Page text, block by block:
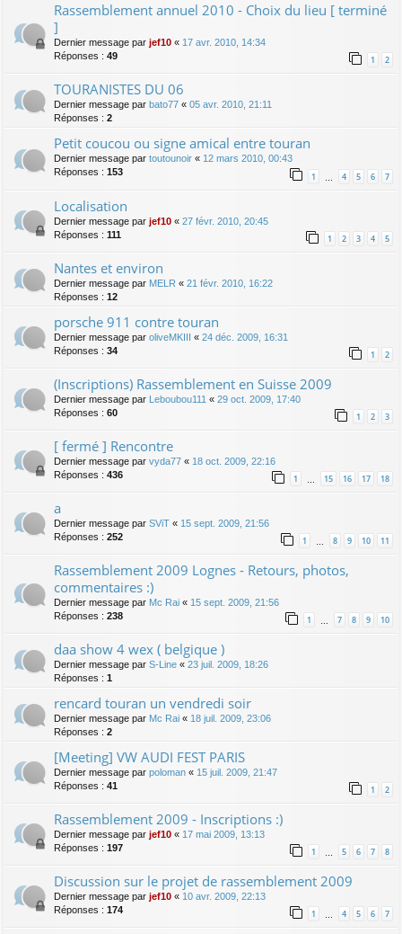
Rassemblement annuel 2010 - Choix du lieu [ terminé
]
Dernier message par jef10 « 17 avr. 2010, 14:34
Réponses : 49 1 2
TOURANISTES DU 06
Dernier message par bato77 « 05 avr. 2010, 21:11
Réponses : 2
Petit coucou ou signe amical entre touran
Dernier message par toutounoir « 12 mars 2010, 00:43
Réponses : 153 1 4 5 6 7
Localisation
Dernier message par jef10 « 27 févr. 2010, 20:45
Réponses : 111 1 2 3 4 5
Nantes et environ
Dernier message par MELR « 21 févr. 2010, 16:22
Réponses : 12
porsche 911 contre touran
Dernier message par oliveMKIII « 24 déc. 2009, 16:31
Réponses : 34 1 2
(Inscriptions) Rassemblement en Suisse 2009
Dernier message par Leboubou111 « 29 oct. 2009, 17:40
Réponses : 60 1 2 3
[ fermé ] Rencontre
Dernier message par vyda77 « 18 oct. 2009, 22:16
Réponses : 436 1 15 16 17 18
a
Dernier message par SViT « 15 sept. 2009, 21:56
Réponses : 252 1 … 8 9 10 11
Rassemblement 2009 Lognes - Retours, photos,
commentaires :)
Dernier message par Mc Rai « 15 sept. 2009, 21:56
Réponses : 238 1 … 7 8 9 10
daa show 4 wex ( belgique )
Dernier message par S-Line « 23 juil. 2009, 18:26
Réponses : 1
rencard touran un vendredi soir
Dernier message par Mc Rai « 18 juil. 2009, 23:06
Réponses : 2
[Meeting] VW AUDI FEST PARIS
Dernier message par poloman « 15 juil. 2009, 21:47
Réponses : 41 1 2
Rassemblement 2009 - Inscriptions :)
Dernier message par jef10 « 17 mai 2009, 13:13
Réponses : 197 1 … 5 6 7 8
Discussion sur le projet de rassemblement 2009
Dernier message par jef10 « 10 avr. 2009, 22:13
Réponses : 174 1 … 4 5 6 7